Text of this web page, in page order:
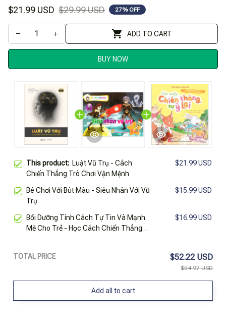
$21.99 USD $29.99 USD 27% OFF
ADD TO CART
BUY NOW
This product: Luật Vũ Trụ - Cách
Chiến Thắng Trò Chơi Vận Mệnh
$21.99 USD
Bé Chơi Với Bút Màu - Siêu Nhân Với Vũ
Trụ
$15.99 USD
Bồi Dưỡng Tính Cách Tự Tin Và Mạnh
Mẽ Cho Trẻ - Học Cách Chiến Thắng
$16.99 USD
TOTAL PRICE $52.22 USD
$54.97 USD
Add all to cart